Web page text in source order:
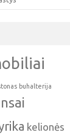
buhalterija
kelionės